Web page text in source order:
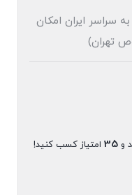
سراسر ایران امکان
تهران)
و 35 امتیاز کسب کنید!